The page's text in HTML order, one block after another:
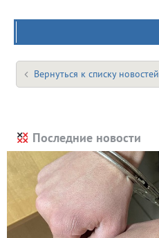
Вернуться к списку новостей
Последние новости